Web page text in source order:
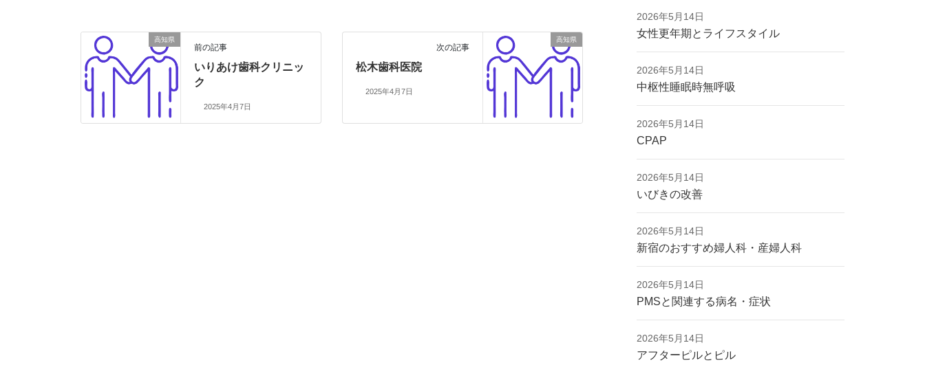
高知県
前の記事
いりあけ歯科クリニッ
ク
2025年4月7日
高知県
次の記事
松木歯科医院
2025年4月7日
2026年5月14日
女性更年期とライフスタイル
2026年5月14日
中枢性睡眠時無呼吸
2026年5月14日
CPAP
2026年5月14日
いびきの改善
2026年5月14日
新宿のおすすめ婦人科・産婦人科
2026年5月14日
PMSと関連する病名・症状
2026年5月14日
アフターピルとピル